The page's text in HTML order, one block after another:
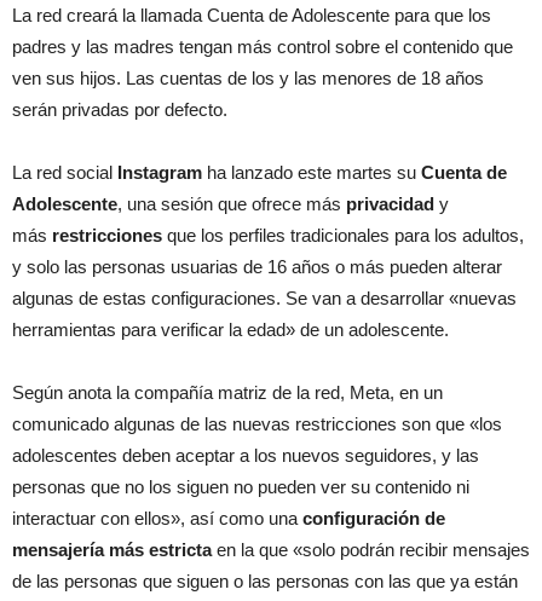
La red creará la llamada Cuenta de Adolescente para que los
padres y las madres tengan más control sobre el contenido que
ven sus hijos. Las cuentas de los y las menores de 18 años
serán privadas por defecto.
La red social Instagram ha lanzado este martes su Cuenta de
Adolescente, una sesión que ofrece más privacidad y
más restricciones que los perfiles tradicionales para los adultos,
y solo las personas usuarias de 16 años o más pueden alterar
algunas de estas configuraciones. Se van a desarrollar «nuevas
herramientas para verificar la edad» de un adolescente.
Según anota la compañía matriz de la red, Meta, en un
comunicado algunas de las nuevas restricciones son que «los
adolescentes deben aceptar a los nuevos seguidores, y las
personas que no los siguen no pueden ver su contenido ni
interactuar con ellos», así como una configuración de
mensajería más estrictaen la que «solo podrán recibir mensajes
de las personas que siguen o las personas con las que ya están